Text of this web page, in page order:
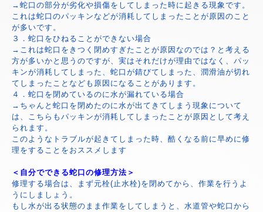
→蛇口の部分が劣化や損傷をしてしまった時に起きる現象です。
これは蛇口のパッキンなどが消耗してしまったことが原因のこと
が多いです。
３．蛇口をひねることができない場合
→これは蛇口をきつく閉めすぎたことが原因なのでは？と考える
方が多いかと思うのですが、実はそれだけが理由ではなく、パッ
キンが消耗してしまった、蛇口が錆びてしまった、潤滑油が切れ
てしまったことなども原因になることがあります。
４．蛇口を閉めているのに水が漏れている場合
→ちゃんと蛇口を閉めたのに水が出てきてしまう現象について
は、こちらもパッキンが消耗してしまったことが原因として考え
られます。
このようなトラブルが起きてしまった時、酷くなる前に早めに修
理をすることをおススメします
＜自分でできる蛇口の修理方法＞
修理する場合は、まず元栓(止水栓)を閉めてから、作業を行うよ
うにしましょう。
もし水が出る状態のまま作業をしてしまうと、水道管や蛇口から